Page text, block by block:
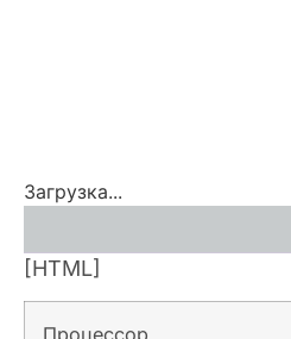
Загрузка...
[HTML]
Процессор